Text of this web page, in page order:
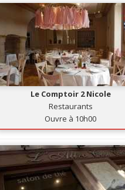
Le Comptoir 2 Nicole
Restaurants
Ouvre à 10h00